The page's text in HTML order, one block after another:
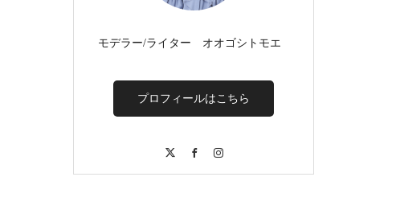
モデラー/ライター オオゴシトモエ
プロフィールはこちら